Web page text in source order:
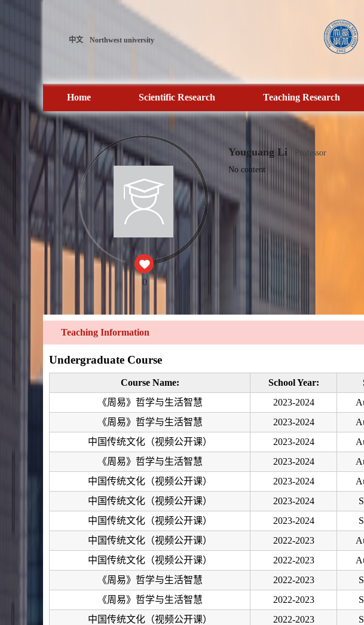
中文 Northwest university
Home Scientific Research Teaching Research
0
Youguang Li
Professor
No content
Teaching Information
Undergraduate Course
Course Name: School Year:
《周易》哲学与生活智慧
2023-2024
《周易》哲学与生活智慧
2023-2024
中国传统文化（视频公开课）
2023-2024
《周易》哲学与生活智慧
2023-2024
中国传统文化（视频公开课）
2023-2024
中国传统文化（视频公开课）
2023-2024
中国传统文化（视频公开课）
2023-2024
中国传统文化（视频公开课）
2022-2023
中国传统文化（视频公开课）
2022-2023
《周易》哲学与生活智慧
2022-2023
《周易》哲学与生活智慧
2022-2023
中国传统文化（视频公开课）
2022-2023